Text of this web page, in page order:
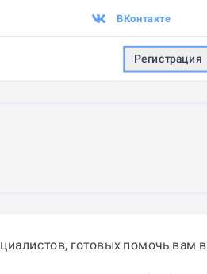
ВКонтакте
Регистрация
готовых помочь вам в